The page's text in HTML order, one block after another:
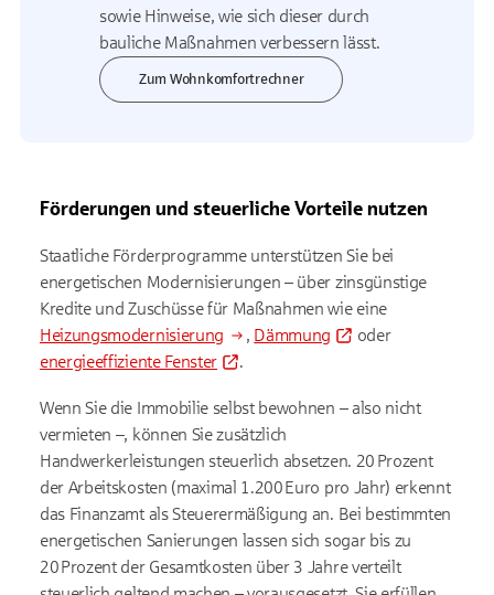
sowie Hinweise, wie sich dieser durch
bauliche Maßnahmen verbessern lässt.
Zum Wohnkomfortrechner
Förderungen und steuerliche Vorteile nutzen
Staatliche Förderprogramme unterstützen Sie bei
energetischen Modernisierungen – über zinsgünstige
Kredite und Zuschüsse für Maßnahmen wie eine
Heizungsmodernisierung
, Dämmung
oder
energieeffiziente Fenster
.
Wenn Sie die Immobilie selbst bewohnen – also nicht
vermieten –, können Sie zusätzlich
Handwerkerleistungen steuerlich absetzen. 20 Prozent
der Arbeitskosten (maximal 1.200 Euro pro Jahr) erkennt
das Finanzamt als Steuerermäßigung an. Bei bestimmten
energetischen Sanierungen lassen sich sogar bis zu
20 Prozent der Gesamtkosten über 3 Jahre verteilt